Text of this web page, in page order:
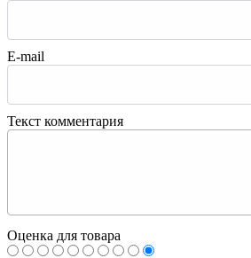
E-mail
Текст комментария
Оценка для товара